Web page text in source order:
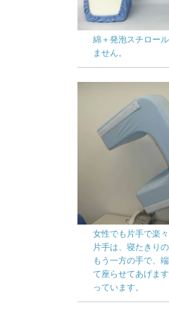
綿＋発泡スチロー
ません。
女性でも片手で楽々
片手は、寝たきりの
もう一方の手で、
て座らせてあげま
っています。